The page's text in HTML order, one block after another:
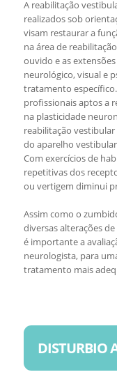
A reabilitação
realizados sob
visam restaurar a
na área de
ouvido e as
neurológico, visual e
tratamento
profissionais aptos a
na plasticidade
reabilitação
do aparelho
Com exercícios de
repetitivas dos
ou vertigem diminui
Assim como o
diversas alterações
é importante a
neurologista, para
tratamento mais
DISTURBIO